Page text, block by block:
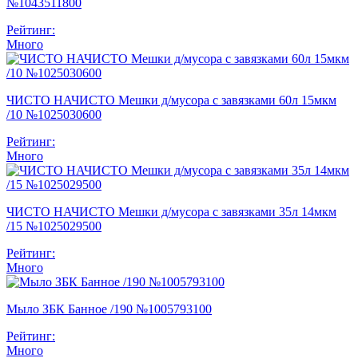
№1043511800
Рейтинг:
Много
ЧИСТО НАЧИСТО Мешки д/мусора с завязками 60л 15мкм
/10 №1025030600
Рейтинг:
Много
ЧИСТО НАЧИСТО Мешки д/мусора с завязками 35л 14мкм
/15 №1025029500
Рейтинг:
Много
Мыло ЗБК Банное /190 №1005793100
Рейтинг:
Много